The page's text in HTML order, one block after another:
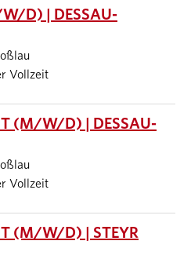
W/D) | DESSAU-
Vollzeit
(M/W/D) | DESSAU-
Vollzeit
(M/W/D) | STEYR